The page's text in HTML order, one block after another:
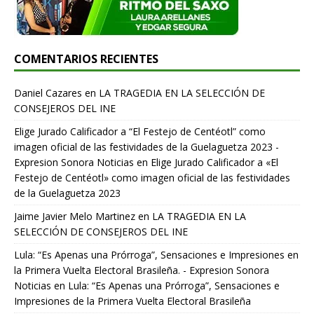
COMENTARIOS RECIENTES
Daniel Cazares en LA TRAGEDIA EN LA SELECCIÓN DE
CONSEJEROS DEL INE
Elige Jurado Calificador a “El Festejo de Centéotl” como
imagen oficial de las festividades de la Guelaguetza 2023 -
Expresion Sonora Noticias en Elige Jurado Calificador a «El
Festejo de Centéotl» como imagen oficial de las festividades
de la Guelaguetza 2023
Jaime Javier Melo Martinez en LA TRAGEDIA EN LA
SELECCIÓN DE CONSEJEROS DEL INE
Lula: “Es Apenas una Prórroga”, Sensaciones e Impresiones en
la Primera Vuelta Electoral Brasileña. - Expresion Sonora
Noticias en Lula: “Es Apenas una Prórroga”, Sensaciones e
Impresiones de la Primera Vuelta Electoral Brasileña